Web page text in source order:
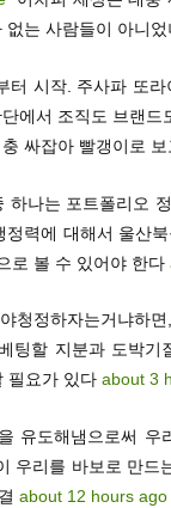
없는 사람들이 아니
터 시작. 주사파 또
에서 조직도 브랜
싸잡아 빨갱이로 보
하나는 포트폴리오
력에 대해서 울산
로 볼 수 있어야 한다
청정하자는거냐하
팅할 지분과 도박기
필요가 있다 about 3
유도해냄으로써
우리를 바보로 만드
about 12 hours ago